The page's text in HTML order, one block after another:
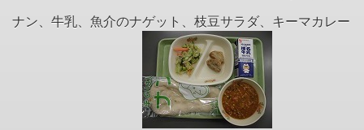
ナン、牛乳、魚介のナゲット、枝豆サラダ、キーマカレー